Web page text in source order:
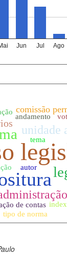
Jun Jul Ago